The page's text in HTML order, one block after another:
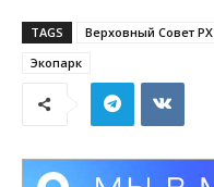
TAGS Верховный Совет РХ
Экопарк